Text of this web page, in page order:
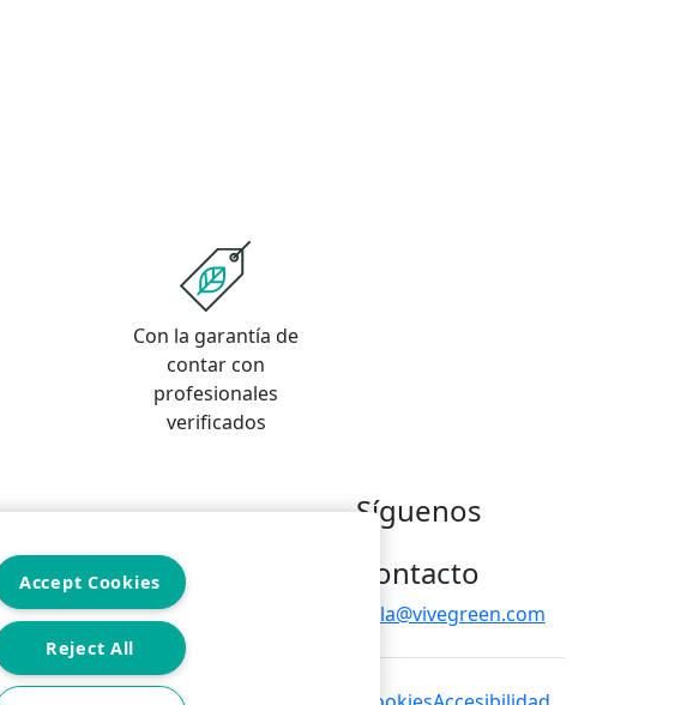
Con la garantía de
contar con
profesionales
verificados
Síguenos
Contacto
hola@vivegreen.com
Accept Cookies
Reject All